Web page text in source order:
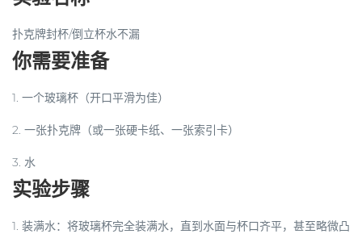
扑克牌封杯/倒立杯水不漏
你需要准备
1. 一个玻璃杯（开口平滑为佳）
2. 一张扑克牌（或一张硬卡纸、一张索引卡）
3. 水
实验步骤
1. 装满水：将玻璃杯完全装满水，直到水面与杯口齐平，甚至略微凸